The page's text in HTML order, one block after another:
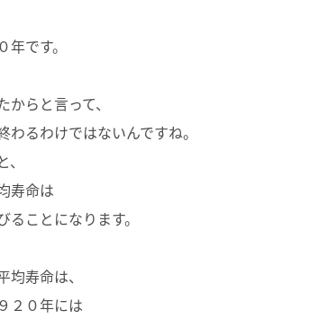
です。
らと言って、
わるわけではないんですね。
寿命は
ることになります。
寿命は、
２０年には